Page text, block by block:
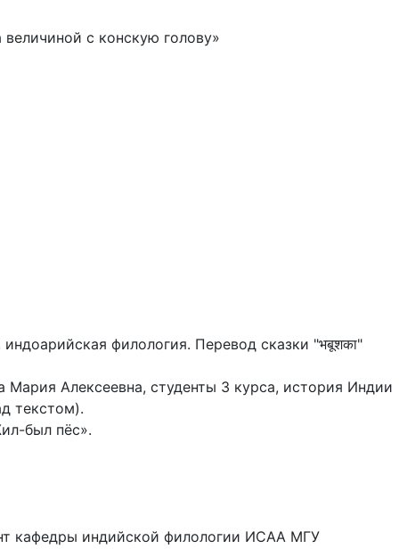
с конскую голову»
филология. Перевод сказки "भबूशका"
Алексеевна, студенты 3 курса, история Индии
текстом).
был пёс».
кафедры индийской филологии ИСАА МГУ